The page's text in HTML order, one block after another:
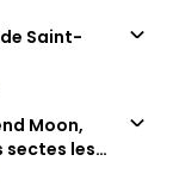
de Saint-
Moon,
sectes les